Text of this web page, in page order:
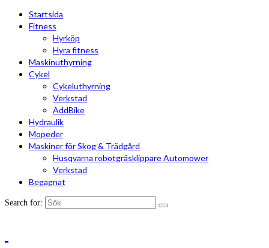
Startsida
Fitness
Hyrköp
Hyra fitness
Maskinuthyrning
Cykel
Cykeluthyrning
Verkstad
AddBike
Hydraulik
Mopeder
Maskiner för Skog & Trädgård
Husqvarna robotgräsklippare Automower
Verkstad
Begagnat
Search for: